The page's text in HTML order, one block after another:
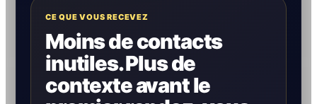
CE QUE VOUS RECEVEZ
Moins de contacts
inutiles. Plus de
contexte avant le